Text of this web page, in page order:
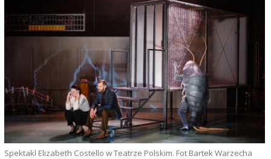
Spektakl Elizabeth Costello w Teatrze Polskim. Fot Bartek Warzecha